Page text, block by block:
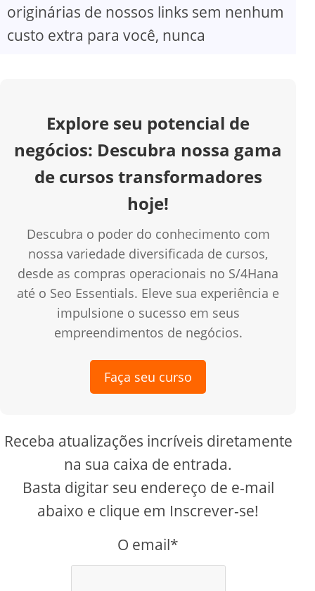
i
o
originárias de nossos links sem nenhum
custo extra para você, nunca
Explore seu potencial de
negócios: Descubra nossa gama
de cursos transformadores
hoje!
Descubra o poder do conhecimento com
nossa variedade diversificada de cursos,
desde as compras operacionais no S/4Hana
até o Seo Essentials. Eleve sua experiência e
impulsione o sucesso em seus
empreendimentos de negócios.
Faça seu curso
Receba atualizações incríveis diretamente
na sua caixa de entrada.
Basta digitar seu endereço de e-mail
abaixo e clique em Inscrever-se!
O email*